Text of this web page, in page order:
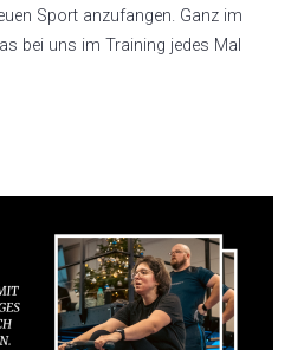
Sport anzufangen. Ganz im
bei uns im Training jedes Mal